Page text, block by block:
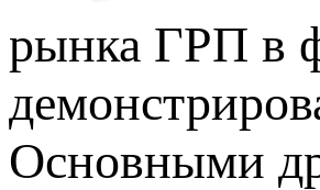
рынка ГРП в
Основными